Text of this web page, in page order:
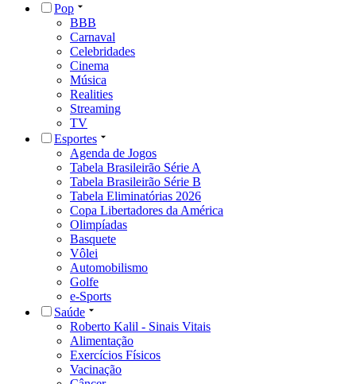
Pop
BBB
Carnaval
Celebridades
Cinema
Música
Realities
Streaming
TV
Esportes
Agenda de Jogos
Tabela Brasileirão Série A
Tabela Brasileirão Série B
Tabela Eliminatórias 2026
Copa Libertadores da América
Olimpíadas
Basquete
Vôlei
Automobilismo
Golfe
e-Sports
Saúde
Roberto Kalil - Sinais Vitais
Alimentação
Exercícios Físicos
Vacinação